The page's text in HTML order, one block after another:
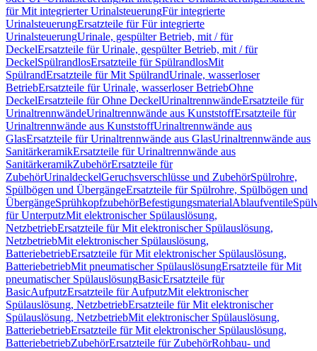
für Mit integrierter UrinalsteuerungFür integrierte
UrinalsteuerungErsatzteile für Für integrierte
UrinalsteuerungUrinale, gespülter Betrieb, mit / für
DeckelErsatzteile für Urinale, gespülter Betrieb, mit / für
DeckelSpülrandlosErsatzteile für SpülrandlosMit
SpülrandErsatzteile für Mit SpülrandUrinale, wasserloser
BetriebErsatzteile für Urinale, wasserloser BetriebOhne
DeckelErsatzteile für Ohne DeckelUrinaltrennwändeErsatzteile für
UrinaltrennwändeUrinaltrennwände aus KunststoffErsatzteile für
Urinaltrennwände aus KunststoffUrinaltrennwände aus
GlasErsatzteile für Urinaltrennwände aus GlasUrinaltrennwände aus
SanitärkeramikErsatzteile für Urinaltrennwände aus
SanitärkeramikZubehörErsatzteile für
ZubehörUrinaldeckelGeruchsverschlüsse und ZubehörSpülrohre,
Spülbögen und ÜbergängeErsatzteile für Spülrohre, Spülbögen und
ÜbergängeSprühkopfzubehörBefestigungsmaterialAblaufventile
für UnterputzMit elektronischer Spülauslösung,
NetzbetriebErsatzteile für Mit elektronischer Spülauslösung,
NetzbetriebMit elektronischer Spülauslösung,
BatteriebetriebErsatzteile für Mit elektronischer Spülauslösung,
BatteriebetriebMit pneumatischer SpülauslösungErsatzteile für Mit
pneumatischer SpülauslösungBasicErsatzteile für
BasicAufputzErsatzteile für AufputzMit elektronischer
Spülauslösung, NetzbetriebErsatzteile für Mit elektronischer
Spülauslösung, NetzbetriebMit elektronischer Spülauslösung,
BatteriebetriebErsatzteile für Mit elektronischer Spülauslösung,
BatteriebetriebZubehörErsatzteile für ZubehörRohbau- und